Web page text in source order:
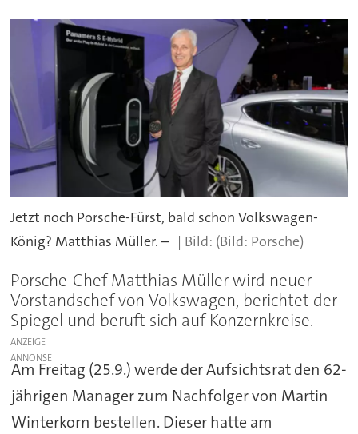
Jetzt noch Porsche-Fürst, bald schon Volkswagen-
König? Matthias Müller. –
(Bild: Porsche)
Porsche-Chef Matthias Müller wird neuer
Vorstandschef von Volkswagen, berichtet der
Spiegel und beruft sich auf Konzernkreise.
ANZEIGE
Am Freitag (25.9.) werde der Aufsichtsrat den 62-
jährigen Manager zum Nachfolger von Martin
Winterkorn bestellen. Dieser hatte am